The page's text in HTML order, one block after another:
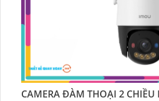
CAMERA ĐÀM THOẠI 2 CHIỀU